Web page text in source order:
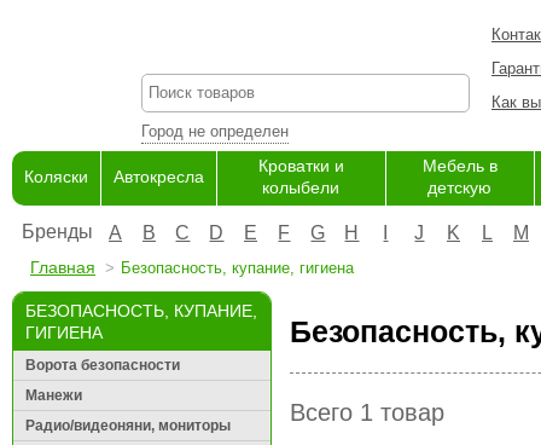
Город не определен
Как
Коляски Автокресла
Кроватки и
колыбели
Мебель в
детскую
Бренды A B C D E F G H J K L M
Главная Безопасность, купание, гигиена
БЕЗОПАСНОСТЬ, КУПАНИЕ,
ГИГИЕНА
Ворота безопасности
Манежи
Радио/видеоняни, мониторы
Безопасность,
Всего 1 товар